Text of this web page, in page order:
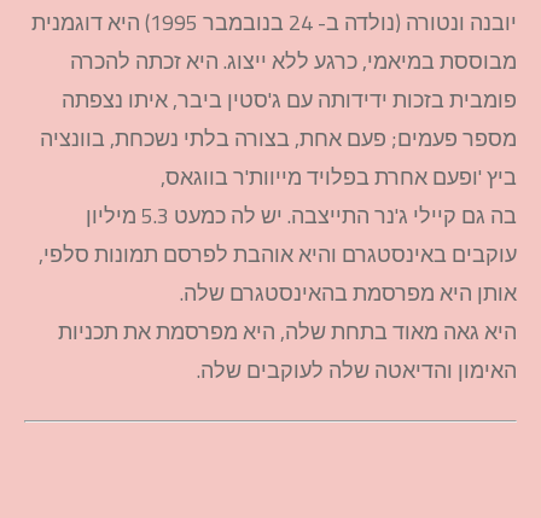
יובנה ונטורה (נולדה ב- 24 בנובמבר 1995) היא דוגמנית
מבוססת במיאמי, כרגע ללא ייצוג. היא זכתה להכרה
פומבית בזכות ידידותה עם ג'סטין ביבר, איתו נצפתה
מספר פעמים; פעם אחת, בצורה בלתי נשכחת, בוונציה
ביץ 'ופעם אחרת בפלויד מייוות'ר בווגאס,
בה גם קיילי ג'נר התייצבה. יש לה כמעט 5.3 מיליון
עוקבים באינסטגרם והיא אוהבת לפרסם תמונות סלפי,
אותן היא מפרסמת בהאינסטגרם שלה.
היא גאה מאוד בתחת שלה, היא מפרסמת את תכניות
האימון והדיאטה שלה לעוקבים שלה.